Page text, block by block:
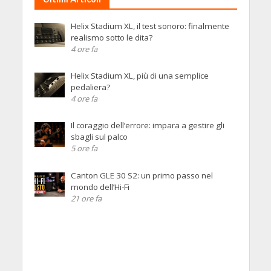
Helix Stadium XL, il test sonoro: finalmente
realismo sotto le dita?
4 ore fa
Helix Stadium XL, più di una semplice
pedaliera?
4 ore fa
Il coraggio dell’errore: impara a gestire gli
sbagli sul palco
5 ore fa
Canton GLE 30 S2: un primo passo nel
mondo dell’Hi-Fi
21 ore fa